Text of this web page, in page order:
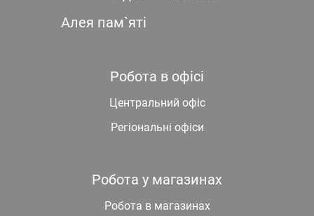
Алея пам`яті
Робота в офісі
Центральний офіс
Регіональні офіси
Робота у магазинах
Робота в магазинах